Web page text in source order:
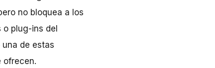
no bloquea a los
plug-ins del
de estas
ofrecen.